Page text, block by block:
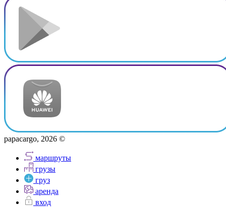
papacargo, 2026 ©
маршруты
грузы
груз
аренда
вход